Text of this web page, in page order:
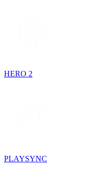
HERO 2
PLAYSYNC